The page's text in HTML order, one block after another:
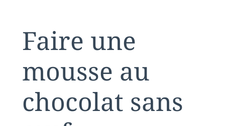
Faire une
mousse au
chocolat sans